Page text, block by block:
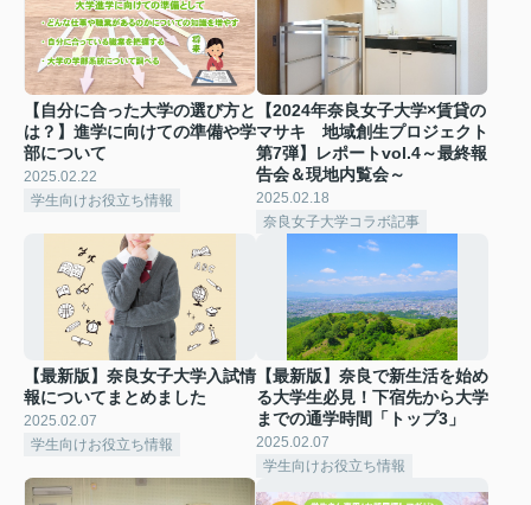
【自分に合った大学の選び方と
は？】進学に向けての準備や学
部について
2025.02.22
学生向けお役立ち情報
【2024年奈良女子大学×賃貸の
マサキ 地域創生プロジェクト
第7弾】レポートvol.4～最終報
告会＆現地内覧会～
2025.02.18
奈良女子大学コラボ記事
【最新版】奈良女子大学入試情
報についてまとめました
2025.02.07
学生向けお役立ち情報
【最新版】奈良で新生活を始め
る大学生必見！下宿先から大学
までの通学時間「トップ3」
2025.02.07
学生向けお役立ち情報